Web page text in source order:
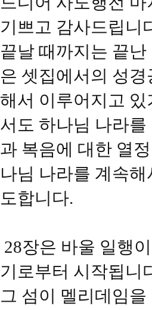
기쁘고 감사드립니
끝날 때까지는 끝
은 셋집에서의 성
해서 이루어지고
서도 하나님 나라
과 복음에 대한 열
나님 나라를 계속
도합니다.
28장은 바울 일행
기로부터 시작됩니
그 섬이 멜리데임